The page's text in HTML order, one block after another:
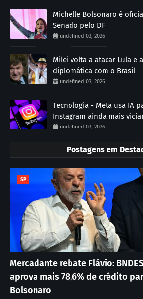
Michelle Bolsonaro é
Senado pelo DF
undefined 03, 2026
Milei volta a atacar Lula e
diplomática com o Brasil
undefined 03, 2026
Tecnologia - Meta usa IA
Instagram ainda mais
undefined 03, 2026
Postagens em
SP
Mercadante rebate Flávio:
aprova mais 78,6% de crédito
Bolsonaro